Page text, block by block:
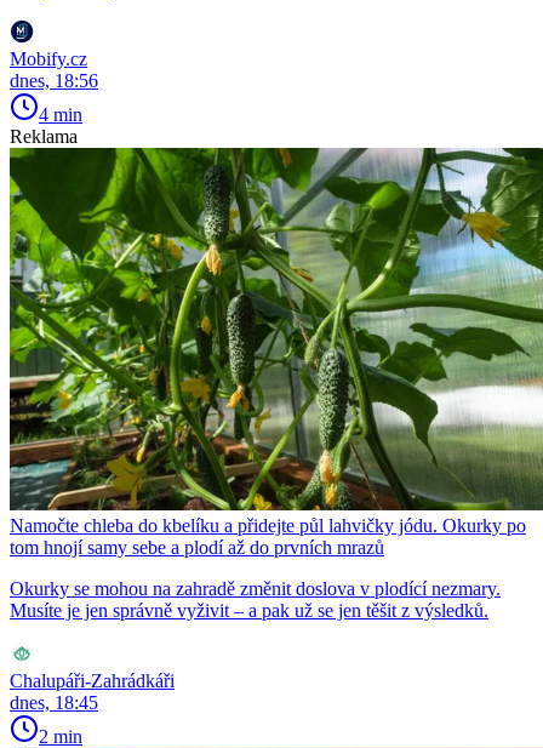
Mobify.cz
dnes, 18:56
4 min
Reklama
Namočte chleba do kbelíku a přidejte půl lahvičky jódu. Okurky po
tom hnojí samy sebe a plodí až do prvních mrazů
Okurky se mohou na zahradě změnit doslova v plodící nezmary.
Musíte je jen správně vyživit – a pak už se jen těšit z výsledků.
Chalupáři-Zahrádkáři
dnes, 18:45
2 min